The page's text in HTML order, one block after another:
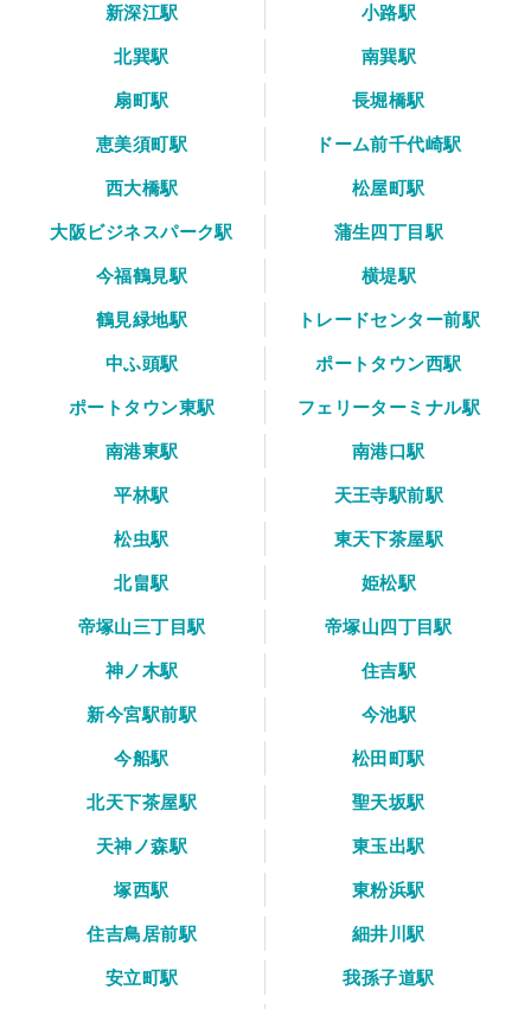
新深江駅
小路駅
北巽駅
南巽駅
扇町駅
長堀橋駅
恵美須町駅
ドーム前千代崎駅
西大橋駅
松屋町駅
大阪ビジネスパーク駅
蒲生四丁目駅
今福鶴見駅
横堤駅
鶴見緑地駅
トレードセンター前駅
中ふ頭駅
ポートタウン西駅
ポートタウン東駅
フェリーターミナル駅
南港東駅
南港口駅
平林駅
天王寺駅前駅
松虫駅
東天下茶屋駅
北畠駅
姫松駅
帝塚山三丁目駅
帝塚山四丁目駅
神ノ木駅
住吉駅
新今宮駅前駅
今池駅
今船駅
松田町駅
北天下茶屋駅
聖天坂駅
天神ノ森駅
東玉出駅
塚西駅
東粉浜駅
住吉鳥居前駅
細井川駅
安立町駅
我孫子道駅